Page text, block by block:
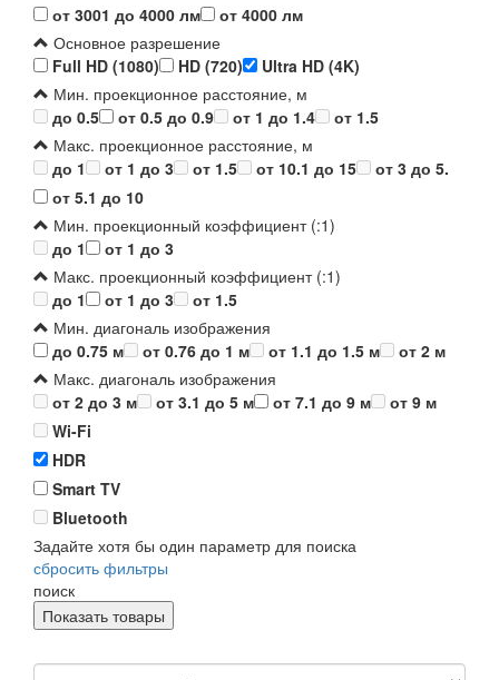
от 3001 до 4000 лм
от 4000 лм
Основное разрешение
Full HD (1080)
HD (720)
Ultra HD (4K)
Мин. проекционное расстояние, м
до 0.5
от 0.5 до 0.9 от 1 до 1.4
от 1.5
Макс. проекционное расстояние, м
до 1
от 1 до 3 от 1.5 от 10.1 до 15
от 3 до 5.
от 5.1 до 10
Мин. проекционный коэффициент (:1)
до 1
от 1 до 3
Макс. проекционный коэффициент (:1)
до 1
от 1 до 3
от 1.5
Мин. диагональ изображения
до 0.75 м
от 0.76 до 1 м от 1.1 до 1.5 м
от 2 м
Макс. диагональ изображения
от 2 до 3 м
от 3.1 до 5 м от 7.1 до 9 м
от 9 м
Wi-Fi
HDR
Smart TV
Bluetooth
Задайте хотя бы один параметр для поиска
сбросить фильтры
поиск